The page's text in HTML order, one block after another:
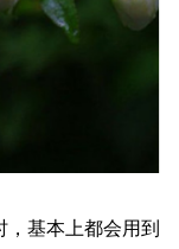
基本上都会用到